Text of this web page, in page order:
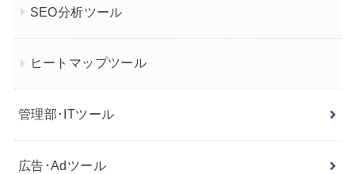
SEO分析ツール
ヒートマップツール
管理部･ITツール
広告･Adツール